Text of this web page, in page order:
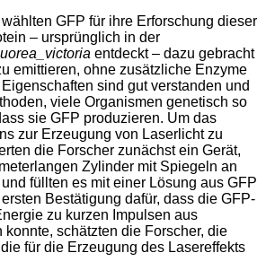
GFP für ihre Erforschung dieser
– ursprünglich in der
entdeckt – dazu gebracht
emittieren, ohne zusätzliche Enzyme
sind gut verstanden und
viele Organismen genetisch so
sie GFP produzieren. Um das
zur Erzeugung von Laserlicht zu
die Forscher zunächst ein Gerät,
Zylinder mit Spiegeln an
füllten es mit einer Lösung aus GFP
Bestätigung dafür, dass die GFP-
zu kurzen Impulsen aus
konnte, schätzten die Forscher, die
für die Erzeugung des Lasereffekts